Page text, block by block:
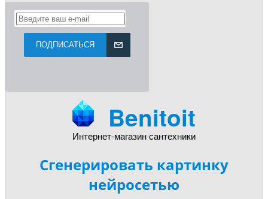
ПОДПИСАТЬСЯ
Benitoit
Интернет-магазин сантехники
Сгенерировать картинку
нейросетью